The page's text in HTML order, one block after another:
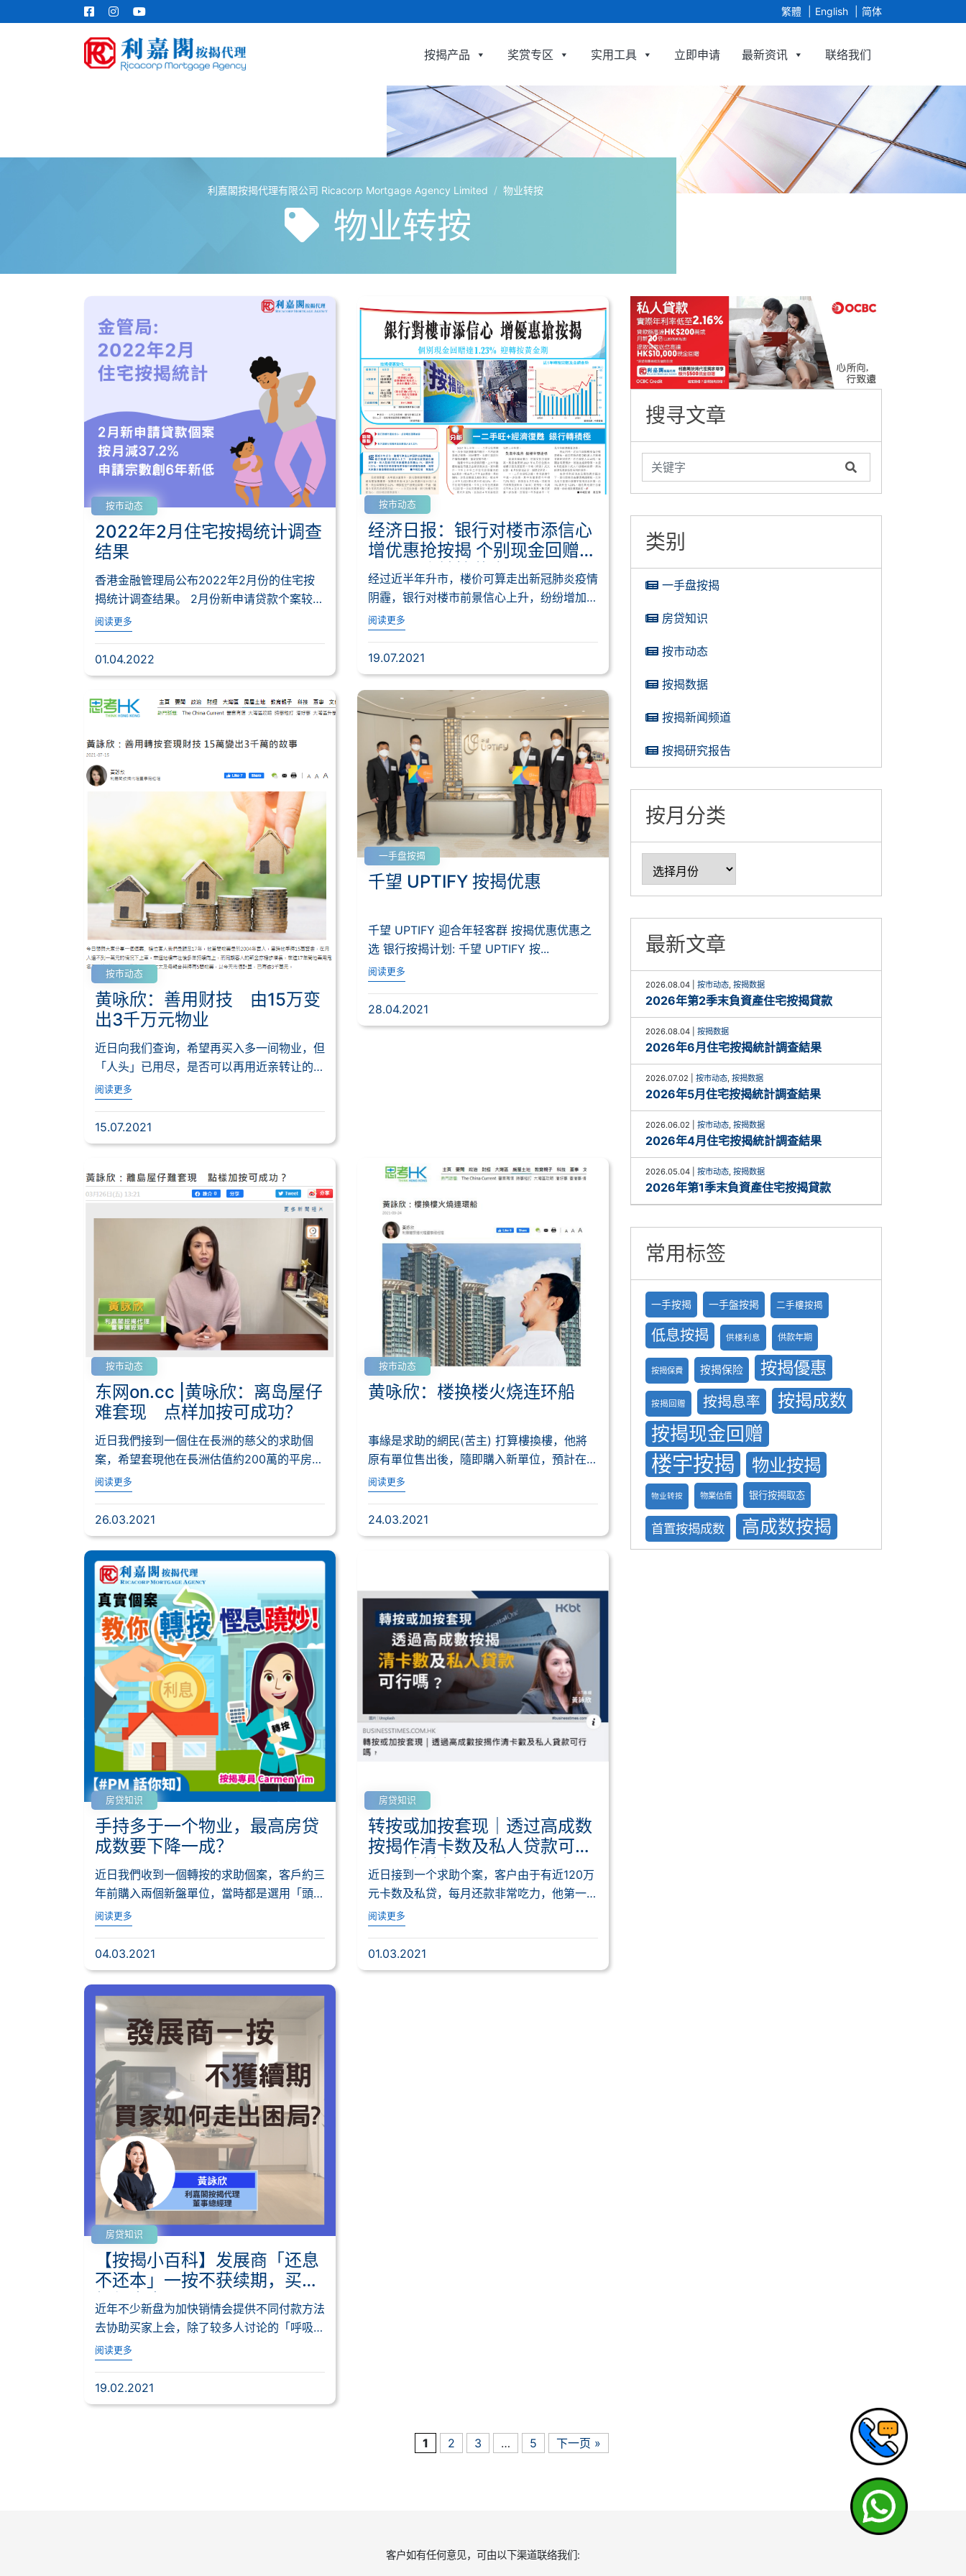
繁體 English 简体
按揭产品 奖赏专区 实用工具 立即申请 最新资讯 联络我们
利嘉閣按揭代理有限公司 Ricacorp Mortgage Agency Limited 利嘉閣按揭代理有限公司 Ricacorp Mortgage Agency Limited
/ 物业转按
物业转按
按市动态
2022年2月住宅按揭统计调查
结果
香港金融管理局公布2022年2月份的住宅按
揭统计调查结果。 2月份新申请贷款个案较1
月份按...
阅读更多
01.04.2022
按市动态
经济日报：银行对楼市添信心
增优惠抢按揭 个别现金回赠达
1.23% 迎转按黄金期
经过近半年升市，楼价可算走出新冠肺炎疫情
阴霾，银行对楼市前景信心上升，纷纷增加资
源抢占楼按...
阅读更多
19.07.2021
按市动态
黄咏欣：善用财技 由15万变
出3千万元物业
近日向我们查询，希望再买入多一间物业，但
「人头」已用尽，是否可以再用近亲转让的方
式，由妈妈...
阅读更多
15.07.2021
一手盘按揭
千望 UPTIFY 按揭优惠
千望 UPTIFY 迎合年轻客群 按揭优惠优惠之
选 银行按揭计划: 千望 UPTIFY 按...
阅读更多
28.04.2021
按市动态
东网on.cc |黄咏欣：离岛屋仔
难套现 点样加按可成功？
近日我們接到一個住在長洲的慈父的求助個
案，希望套現他在長洲估值約200萬的平房物
業，協助即...
阅读更多
26.03.2021
按市动态
黄咏欣：楼换楼火烧连环船
事緣是求助的網民(苦主) 打算樓換樓，他將
原有單位售出後，隨即購入新單位，預計在4
月中成交...
阅读更多
24.03.2021
房贷知识
手持多于一个物业，最高房贷
成数要下降一成？
近日我們收到一個轉按的求助個案，客戶約三
年前購入兩個新盤單位，當時都是選用「頭+
二按」(...
阅读更多
04.03.2021
房贷知识
转按或加按套现｜透过高成数
按揭作清卡数及私人贷款可行
吗﹖ ｜按揭通识
近日接到一个求助个案，客户由于有近120万
元卡数及私贷，每月还款非常吃力，他第一时
间便是找...
阅读更多
01.03.2021
房贷知识
【按揭小百科】发展商「还息
不还本」一按不获续期，买家
如何走出困局？
近年不少新盘为加快销情会提供不同付款方法
去协助买家上会，除了较多人讨论的「呼吸
PLAN」，...
阅读更多
19.02.2021
1 2 3 … 5 下一页 »
搜寻文章
类别
一手盘按揭
房贷知识
按市动态
按揭数据
按揭新闻频道
按揭研究报告
按月分类
最新文章
2026.08.04 按市动态 按揭数据
2026年第2季末負資產住宅按揭貸款
2026.08.04 按揭数据
2026年6月住宅按揭統計調查結果
2026.07.02 按市动态 按揭数据
2026年5月住宅按揭統計調查結果
2026.06.02 按市动态 按揭数据
2026年4月住宅按揭統計調查結果
2026.05.04 按市动态 按揭数据
2026年第1季末負資產住宅按揭貸款
常用标签
一手按揭 一手盤按掲 二手樓按揭
低息按揭 供楼利息 供款年期
按揭保費 按揭保险 按揭優惠
按揭回赠 按揭息率 按揭成数
按揭现金回赠
楼宇按揭 物业按揭
物业转按 物業估價 银行按揭取态
首置按揭成数 高成数按揭
客户如有任何意见，可由以下渠道联络我们: